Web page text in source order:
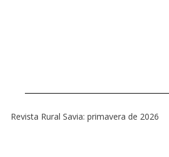
Revista Rural Savia: primavera de 2026